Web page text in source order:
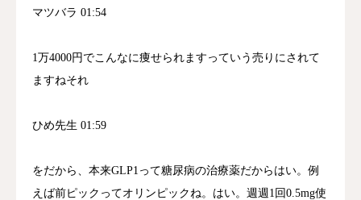
マツバラ 01:54
1万4000円でこんなに痩せられますっていう売りにされて
ますねそれ
ひめ先生 01:59
をだから、本来GLP1って糖尿病の治療薬だからはい。例
えば前ピックってオリンピックね。はい。週週1回0.5mg使